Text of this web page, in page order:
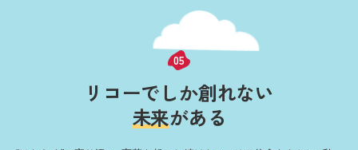
リ コ ーで しか創れない
未来がある